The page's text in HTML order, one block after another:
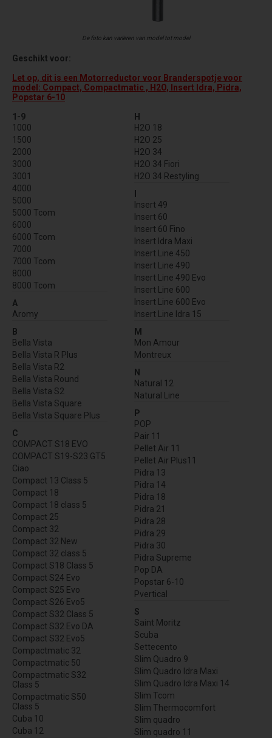
De foto kan variëren van model tot model
Geschikt voor:
Let op, dit is een Motorreductor voor Branderspotje voor
model: Compact, Compactmatic , H2O, Insert Idra, Pidra,
Popstar 6-10
1-9
1000
1500
2000
3000
3001
4000
5000
5000 Tcom
6000
6000 Tcom
7000
7000 Tcom
8000
8000 Tcom
A
Aromy
B
Bella Vista
Bella Vista R Plus
Bella Vista R2
Bella Vista Round
Bella Vista S2
Bella Vista Square
Bella Vista Square Plus
C
COMPACT S18 EVO
COMPACT S19-S23 GT5
Ciao
Compact 13 Class 5
Compact 18
Compact 18 class 5
Compact 25
Compact 32
Compact 32 New
Compact 32 class 5
Compact S18 Class 5
Compact S24 Evo
Compact S25 Evo
Compact S26 Evo5
Compact S32 Class 5
Compact S32 Evo DA
Compact S32 Evo5
Compactmatic 32
Compactmatic 50
Compactmatic S32
Class 5
Compactmatic S50
Class 5
Cuba 10
Cuba 12
H
H2O 18
H2O 25
H2O 34
H2O 34 Fiori
H2O 34 Restyling
Insert 49
Insert 60
Insert 60 Fino
Insert Idra Maxi
Insert Line 450
Insert Line 490
Insert Line 490 Evo
Insert Line 600
Insert Line 600 Evo
Insert Line Idra 15
M
Mon Amour
Montreux
N
Natural 12
Natural Line
P
POP
Pair 11
Pellet Air 11
Pellet Air Plus11
Pidra 13
Pidra 14
Pidra 18
Pidra 21
Pidra 28
Pidra 29
Pidra 30
Pidra Supreme
Pop DA
Popstar 6-10
Pvertical
S
Saint Moritz
Scuba
Settecento
Slim Quadro 9
Slim Quadro Idra Maxi
Slim Quadro Idra Maxi 14
Slim Tcom
Slim Thermocomfort
Slim quadro
Slim quadro 11